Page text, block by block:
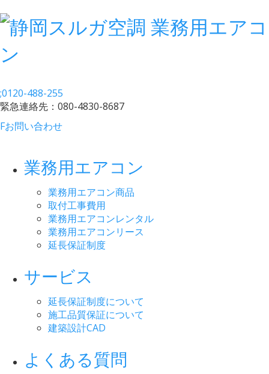
;0120-488-255
緊急連絡先： 080-4830-8687
Fお問い合わせ
業務用エアコン
業務用エアコン商品
取付工事費用
業務用エアコンレンタル
業務用エアコンリース
延長保証制度
サービス
延長保証制度について
施工品質保証について
建築設計CAD
よくある質問